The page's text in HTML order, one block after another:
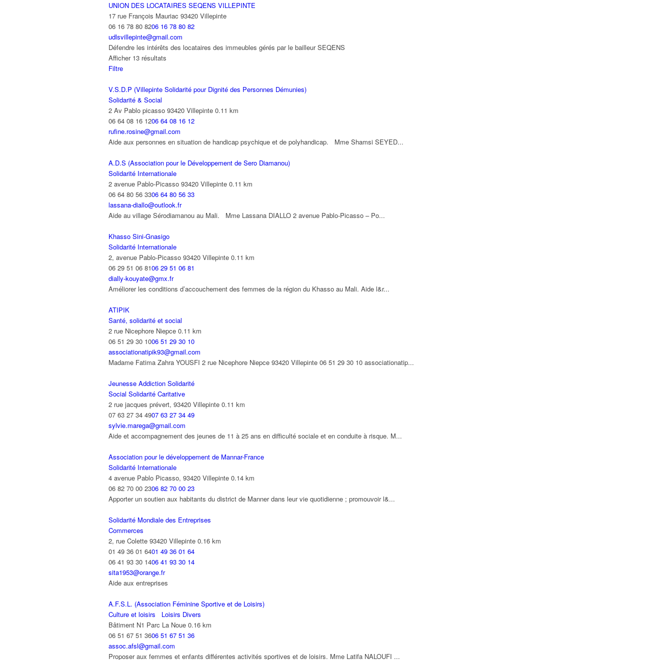
UNION DES LOCATAIRES SEQENS VILLEPINTE
17 rue François Mauriac 93420 Villepinte
06 16 78 80 8206 16 78 80 82
udlsvillepinte@gmail.com
Défendre les intérêts des locataires des immeubles gérés par le bailleur SEQENS
Afficher 13 résultats
Filtre
V.S.D.P (Villepinte Solidarité pour Dignité des Personnes Démunies)
Solidarité & Social
2 Av Pablo picasso 93420 Villepinte 0.11 km
06 64 08 16 1206 64 08 16 12
rufine.rosine@gmail.com
Aide aux personnes en situation de handicap psychique et de polyhandicap. Mme Shamsi SEYED...
A.D.S (Association pour le Développement de Sero Diamanou)
Solidarité Internationale
2 avenue Pablo-Picasso 93420 Villepinte 0.11 km
06 64 80 56 3306 64 80 56 33
lassana-diallo@outlook.fr
Aide au village Sérodiamanou au Mali. Mme Lassana DIALLO 2 avenue Pablo-Picasso – Po...
Khasso Sini-Gnasigo
Solidarité Internationale
2, avenue Pablo-Picasso 93420 Villepinte 0.11 km
06 29 51 06 8106 29 51 06 81
dially-kouyate@gmx.fr
Améliorer les conditions d’accouchement des femmes de la région du Khasso au Mali. Aide l&r...
ATIPIK
Santé, solidarité et social
2 rue Nicephore Niepce 0.11 km
06 51 29 30 1006 51 29 30 10
associationatipik93@gmail.com
Madame Fatima Zahra YOUSFI 2 rue Nicephore Niepce 93420 Villepinte 06 51 29 30 10 associationatip...
Jeunesse Addiction Solidarité
Social Solidarité Caritative
2 rue jacques prévert, 93420 Villepinte 0.11 km
07 63 27 34 4907 63 27 34 49
sylvie.marega@gmail.com
Aide et accompagnement des jeunes de 11 à 25 ans en difficulté sociale et en conduite à risque. M...
Association pour le développement de Mannar-France
Solidarité Internationale
4 avenue Pablo Picasso, 93420 Villepinte 0.14 km
06 82 70 00 2306 82 70 00 23
Apporter un soutien aux habitants du district de Manner dans leur vie quotidienne ; promouvoir l&...
Solidarité Mondiale des Entreprises
Commerces
2, rue Colette 93420 Villepinte 0.16 km
01 49 36 01 6401 49 36 01 64
06 41 93 30 1406 41 93 30 14
sita1953@orange.fr
Aide aux entreprises
A.F.S.L. (Association Féminine Sportive et de Loisirs)
Culture et loisirs
Loisirs Divers
Bâtiment N1 Parc La Noue 0.16 km
06 51 67 51 3606 51 67 51 36
assoc.afsl@gmail.com
Proposer aux femmes et enfants différentes activités sportives et de loisirs. Mme Latifa NALOUFI ...